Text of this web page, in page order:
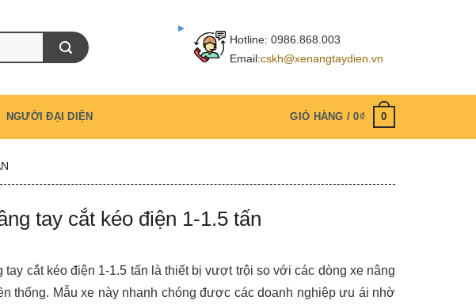
Hotline: 0986.868.003
Email:cskh@xenangtaydien.vn
NGƯỜI ĐẠI DIỆN GIỎ HÀNG /0₫ 0
tay cắt kéo điện 1-1.5 tấn
tay cắt kéo điện 1-1.5 tấn là thiết bị vượt trội so với các dòng xe nâng
thống. Mẫu xe này nhanh chóng được các doanh nghiệp ưu ái nhờ